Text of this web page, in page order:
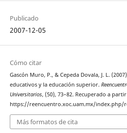
Publicado
2007-12-05
Cómo citar
Gascón Muro, P., & Cepeda Dovala, J. L.
educativos y la educación superior.
Universitarios, (50), 73–82. Recuperado a
https://reencuentro.xoc.uam.mx/index.php/
Más formatos de cita